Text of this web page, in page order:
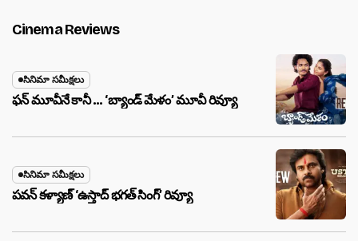
Cinema Reviews
సినిమా సమీక్షలు
ఫన్ మూవీనే కానీ … ‘బ్యాండ్‌ మేళం’ మూవీ రివ్యూ
సినిమా సమీక్షలు
పవన్ కళ్యాణ్ ‘ఉస్తాద్ భ‌గ‌త్ సింగ్’ రివ్యూ